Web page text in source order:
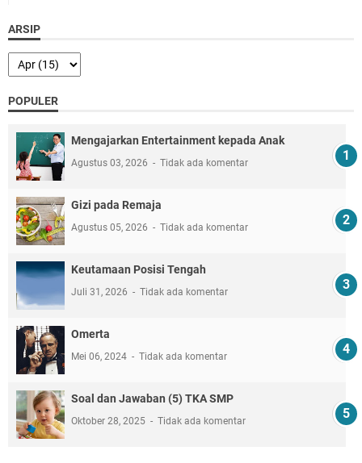
ARSIP
POPULER
Mengajarkan Entertainment kepada Anak
Agustus 03, 2026 Tidak ada komentar
Gizi pada Remaja
Agustus 05, 2026 Tidak ada komentar
Keutamaan Posisi Tengah
Juli 31, 2026 Tidak ada komentar
Omerta
Mei 06, 2024 Tidak ada komentar
Soal dan Jawaban (5) TKA SMP
Oktober 28, 2025 Tidak ada komentar